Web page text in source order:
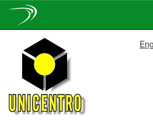
navigation